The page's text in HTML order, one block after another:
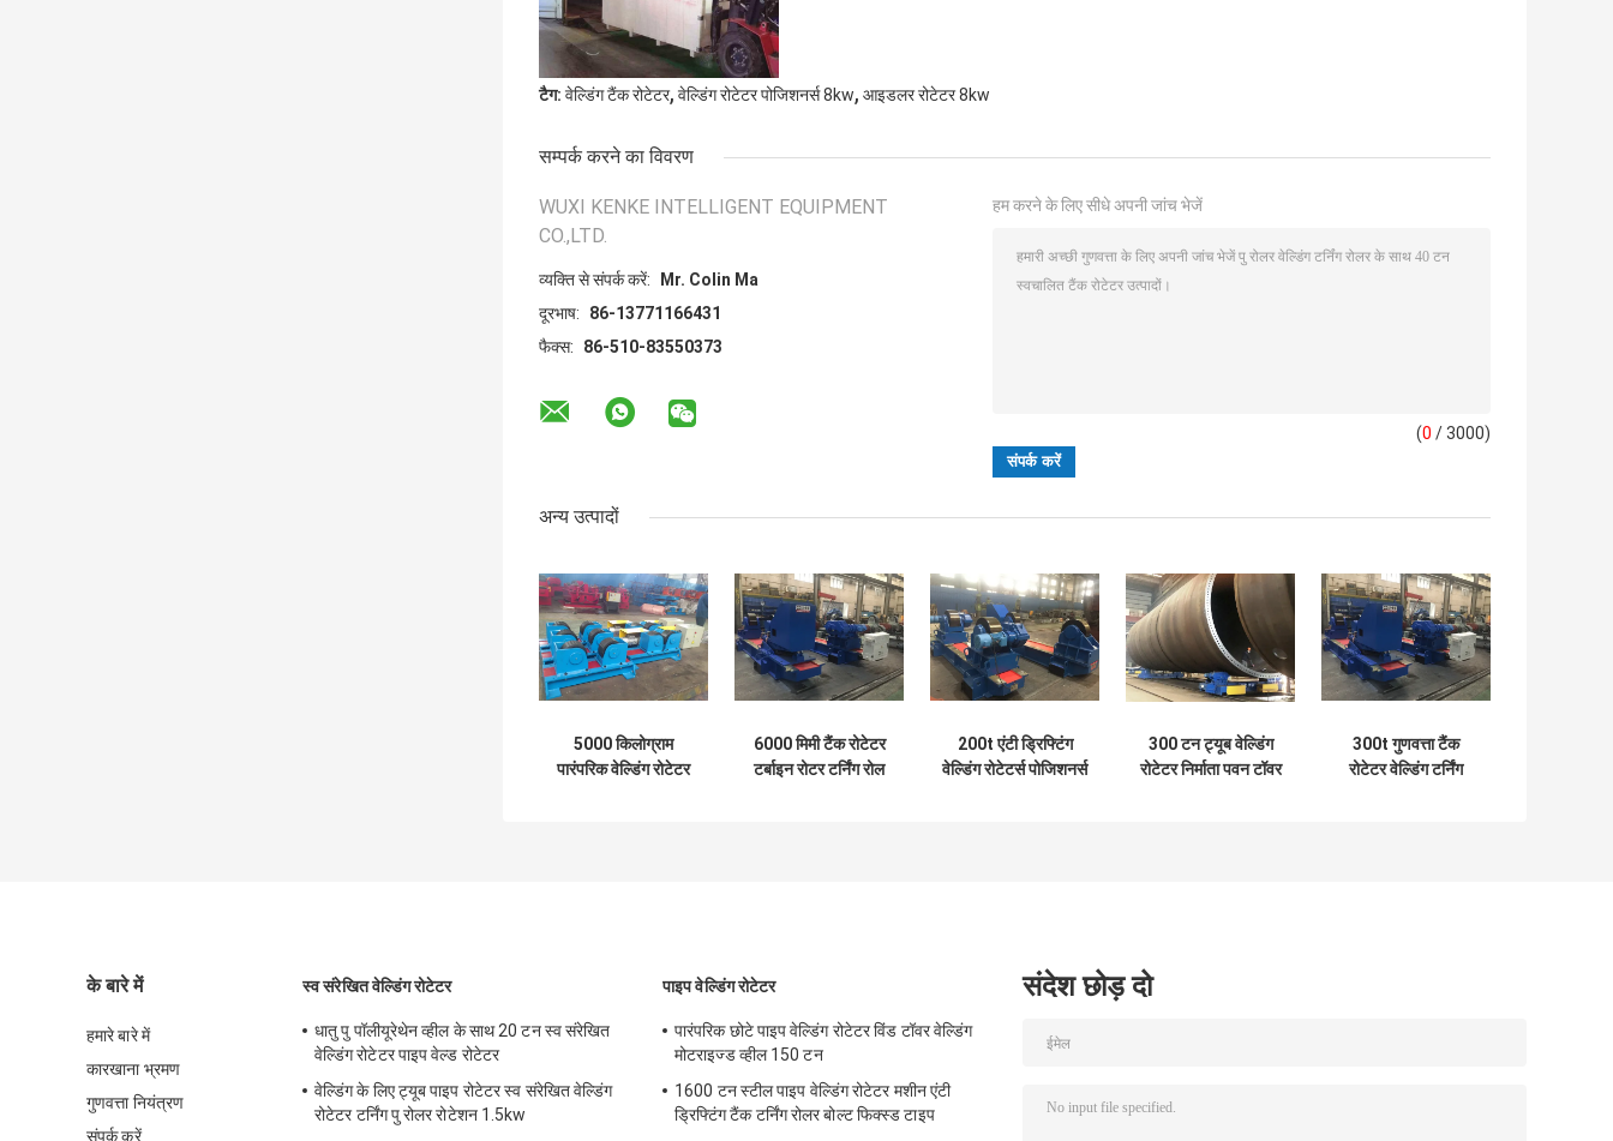
टैग: वेल्डिंग टैंक रोटेटर, वेल्डिंग रोटेटर पोजिशनर्स 8kw, आइडलर रोटेटर 8kw
सम्पर्क करने का विवरण
WUXI KENKE INTELLIGENT EQUIPMENT
CO.,LTD.
व्यक्ति से संपर्क करें:
Mr. Colin Ma
दूरभाष:
86-13771166431
फैक्स:
86-510-83550373
हम करने के लिए सीधे अपनी जांच भेजें
(0 / 3000)
अन्य उत्पादों
5000 किलोग्राम
पारंपरिक वेल्डिंग रोटेटर
6000 मिमी टैंक रोटेटर
टर्बाइन रोटर टर्निंग रोल
200t एंटी ड्रिफ्टिंग
वेल्डिंग रोटेटर्स पोजिशनर्स
300 टन ट्यूब वेल्डिंग
रोटेटर निर्माता पवन टॉवर
300t गुणवत्ता टैंक
रोटेटर वेल्डिंग टर्निंग
के बारे में
हमारे बारे में
कारखाना भ्रमण
गुणवत्ता नियंत्रण
संपर्क करें
स्व संरेखित वेल्डिंग रोटेटर
धातु पु पॉलीयूरेथेन व्हील के साथ 20 टन स्व संरेखित
वेल्डिंग रोटेटर पाइप वेल्ड रोटेटर
वेल्डिंग के लिए ट्यूब पाइप रोटेटर स्व संरेखित वेल्डिंग
रोटेटर टर्निंग पु रोलर रोटेशन 1.5kw
पाइप वेल्डिंग रोटेटर
पारंपरिक छोटे पाइप वेल्डिंग रोटेटर विंड टॉवर वेल्डिंग
मोटराइज्ड व्हील 150 टन
1600 टन स्टील पाइप वेल्डिंग रोटेटर मशीन एंटी
ड्रिफ्टिंग टैंक टर्निंग रोलर बोल्ट फिक्स्ड टाइप
संदेश छोड़ दो